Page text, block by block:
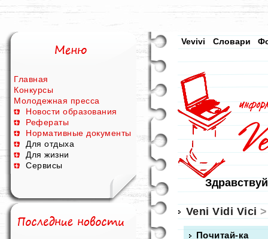
Главная
Конкурсы
Молодежная пресса
Новости образования
Рефераты
Нормативные документы
Для отдыха
Для жизни
Сервисы
Vevivi Словари
Veni Vidi Vici
Почитай-ка